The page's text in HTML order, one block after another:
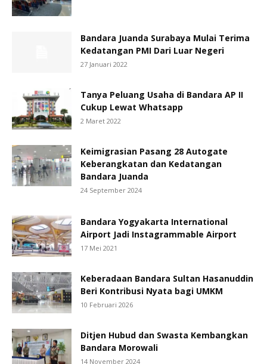
Bandara Juanda Surabaya Mulai Terima
Kedatangan PMI Dari Luar Negeri
27 Januari 2022
Tanya Peluang Usaha di Bandara AP II
Cukup Lewat Whatsapp
2 Maret 2022
Keimigrasian Pasang 28 Autogate
Keberangkatan dan Kedatangan
Bandara Juanda
24 September 2024
Bandara Yogyakarta International
Airport Jadi Instagrammable Airport
17 Mei 2021
Keberadaan Bandara Sultan Hasanuddin
Beri Kontribusi Nyata bagi UMKM
10 Februari 2026
Ditjen Hubud dan Swasta Kembangkan
Bandara Morowali
14 November 2024